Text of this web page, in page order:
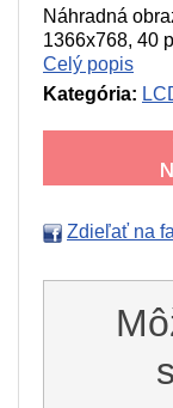
Náhradná
1366x768, 40
Celý popis
Kategória:
Zdieľať na